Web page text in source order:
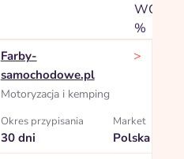
WC
%
Farby-
samochodowe.pl
Motoryzacja i kemping
>
Okres przypisania
30 dni
Market
Polska